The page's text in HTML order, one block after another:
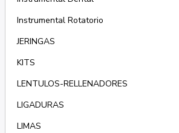
Instrumental Rotatorio
JERINGAS
KITS
LENTULOS-RELLENADORES
LIGADURAS
LIMAS